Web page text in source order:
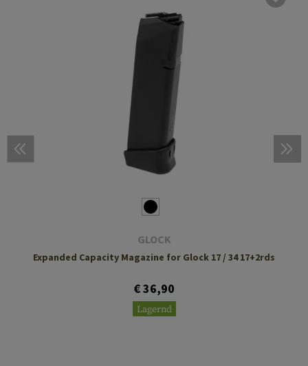
GLOCK
Expanded Capacity Magazine for Glock 17 / 34 17+2rds
€ 36,90
Lagernd